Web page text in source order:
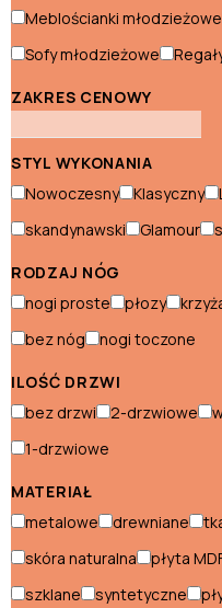
Witryny
Styl skandynawski
Biurka
Fotele
Hokery
Komody
Konsole
Łóżka
Narożniki
Pufy
Regały
Meblościanki młodzieżowe
Sofy młodzieżowe
ZAKRES CENOWY
STYL WYKONANIA
Nowoczesny
Klasyczny
skandynawski
Glamour
RODZAJ NÓG
nogi proste
płozy
bez nóg
nogi toczone
ILOŚĆ DRZWI
bez drzwi
2-drzwiowe
1-drzwiowe
MATERIAŁ
metalowe
drewniane
skóra naturalna
płyta
szklane
syntetyczne